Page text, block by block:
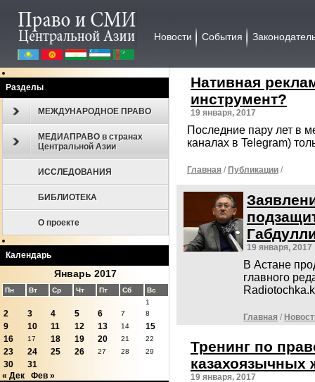
Новости События
Разделы
МЕЖДУНАРОДНОЕ ПРАВО
МЕДИАПРАВО в странах
Центральной Азии
ИССЛЕДОВАНИЯ
БИБЛИОТЕКА
О проекте
Календарь
Январь 2017
Пн Вт Ср Чт Пт Сб
Вс
1
2 3 4 5 6 7 8
9 10 11 12 13 14
15
16
17 18 19 20 21 22
23 24 25 26 27 28 29
30
31
« Дек
Фев »
Нативная
инструмент?
19 января, 2017
Последние пару лет в
каналах в Telegram)
Главная /Публикации /
19 января, 2017
В Астане
главного
Главная /
Тренинг по
казахоязычных
19 января, 2017